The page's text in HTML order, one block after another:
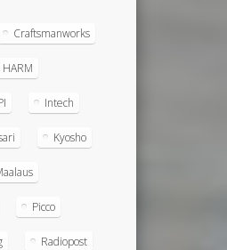
Craftsmanworks
HARM
Intech
Kyosho
Picco
Radiopost